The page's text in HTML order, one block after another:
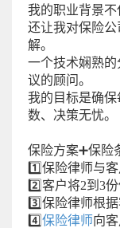
我的职业背景不
还让我对保险
解。
一个技术娴熟的
议的顾问。
我的目标是确
数、决策无忧。
保险方案➕保险
1️⃣保险律师与
2️⃣客户将2到3
3️⃣保险律师根
4️⃣保险律师向